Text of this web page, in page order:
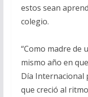
estos sean
colegio.
“Como madre de
mismo año en
Día Internacional
que creció al